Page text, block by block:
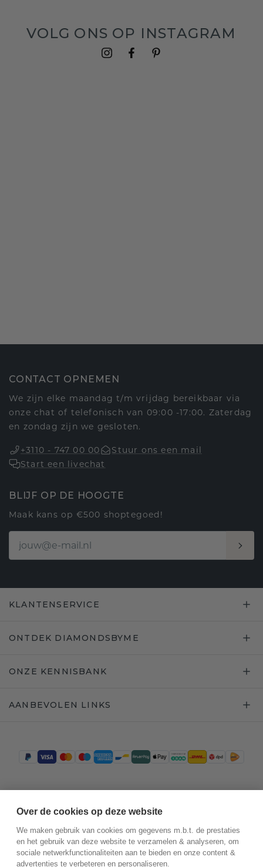
VOLG ONS OP INSTAGRAM
CONTACT OPNEMEN
We zijn elke maandag t/m vrijdag bereikbaar via
onze chat of telefonisch van 09:00 -17:00. Zaterdag
en zondag zijn we gesloten.
+3110 - 747 00 00
Stuur ons een mail
Start een livechat
BLIJF OP DE HOOGTE
Maak kans op €500 shoptegoed!
KLANTENSERVICE
ONTDEK DIAMONDSBYME
ONZE KENNISBANK
AANBEVOLEN LINKS
Over de cookies op deze website
We maken gebruik van cookies om gegevens m.b.t. de prestaties
en het gebruik van deze website te verzamelen & analyseren, om
sociale netwerkfunctionaliteiten aan te bieden en onze content &
advertenties te verbeteren en personaliseren.